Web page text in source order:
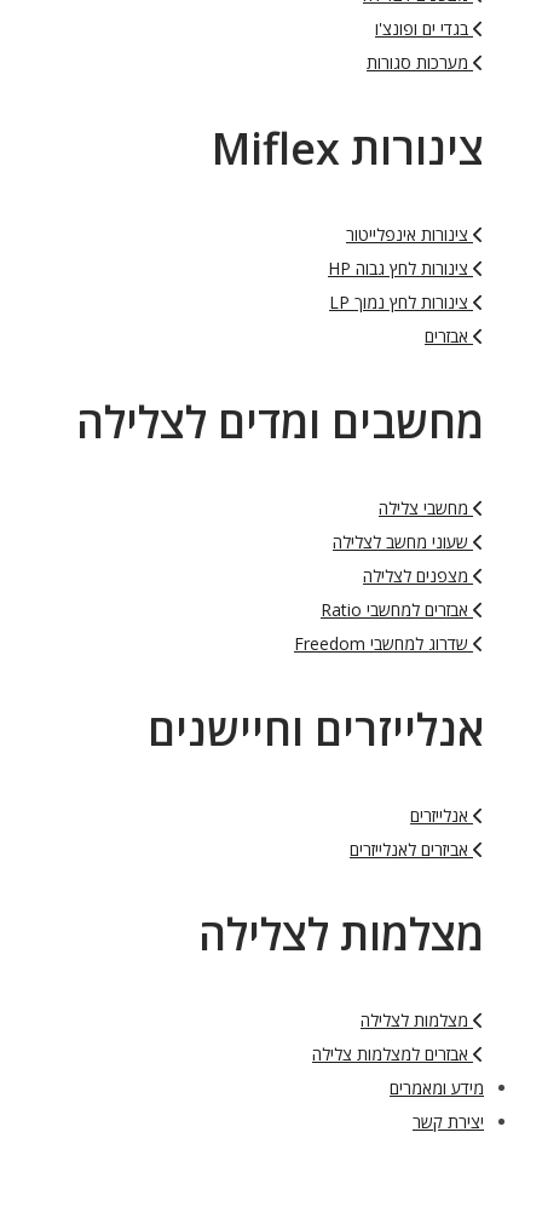
בגדי ים ופונצ'ו
מערכות סגורות
צינורות Miflex
צינורות אינפלייטור
צינורות לחץ גבוה HP
צינורות לחץ נמוך LP
אבזרים
מחשבים ומדים לצלילה
מחשבי צלילה
שעוני מחשב לצלילה
מצפנים לצלילה
אבזרים למחשבי Ratio
שדרוג למחשבי Freedom
אנלייזרים וחיישנים
אנלייזרים
אביזרים לאנלייזרים
מצלמות לצלילה
מצלמות לצלילה
אבזרים למצלמות צלילה
מידע ומאמרים
יצירת קשר